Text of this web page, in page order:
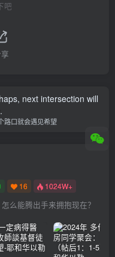
吧
next intersection will
路口就会遇见希望
16 1024W+
么能腾出手来拥抱现在？